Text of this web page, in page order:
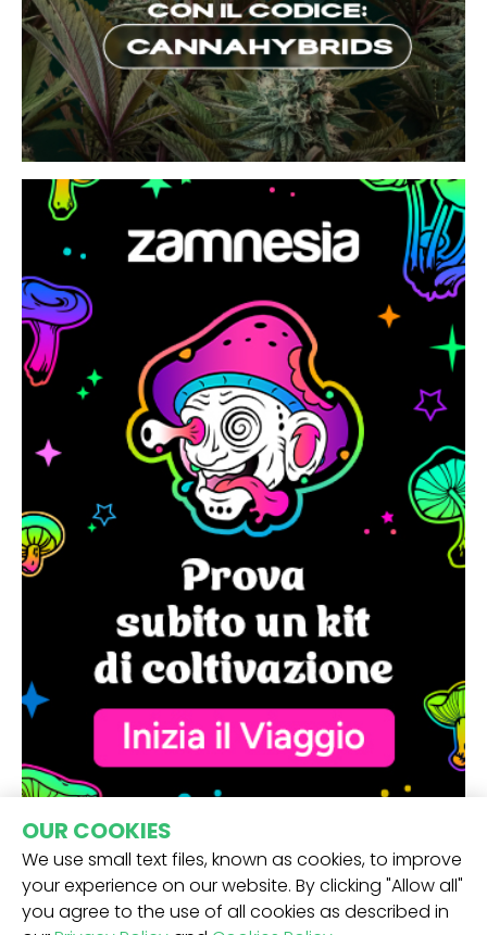
OUR COOKIES
We use small text files, known as cookies, to improve
your experience on our website. By clicking "Allow all"
you agree to the use of all cookies as described in